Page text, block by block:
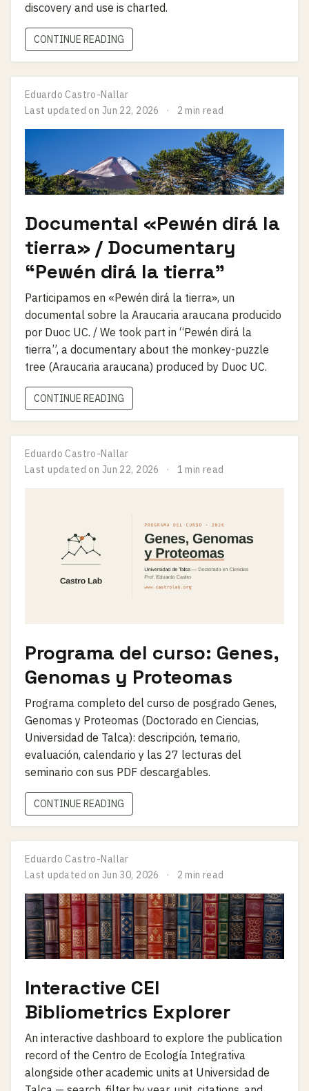
discovery and use is charted.
CONTINUE READING
Eduardo Castro-Nallar
Last updated on Jun 22, 2026 2 min read
Documental «Pewén dirá la
tierra» / Documentary
“Pewén dirá la tierra”
Participamos en «Pewén dirá la tierra», un
documental sobre la Araucaria araucana producido
por Duoc UC. / We took part in “Pewén dirá la
tierra”, a documentary about the monkey-puzzle
tree (Araucaria araucana) produced by Duoc UC.
CONTINUE READING
Eduardo Castro-Nallar
Last updated on Jun 22, 2026 1 min read
Programa del curso: Genes,
Genomas y Proteomas
Programa completo del curso de posgrado Genes,
Genomas y Proteomas (Doctorado en Ciencias,
Universidad de Talca): descripción, temario,
evaluación, calendario y las 27 lecturas del
seminario con sus PDF descargables.
CONTINUE READING
Eduardo Castro-Nallar
Last updated on Jun 30, 2026 2 min read
Interactive CEI
Bibliometrics Explorer
An interactive dashboard to explore the publication
record of the Centro de Ecología Integrativa
alongside other academic units at Universidad de